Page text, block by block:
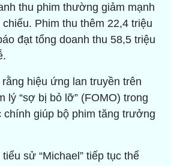
thu phim thường giảm mạnh
Phim thu thêm 22,4 triệu
đạt tổng doanh thu 58,5 triệu
hiệu ứng lan truyền trên
lý “sợ bị bỏ lỡ” (FOMO) trong
giúp bộ phim tăng trưởng
sử “Michael” tiếp tục thể